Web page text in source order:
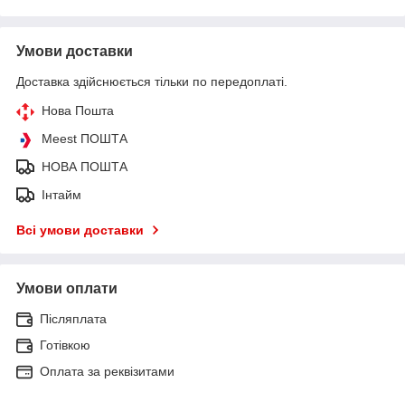
Умови доставки
Доставка здійснюється тільки по передоплаті.
Нова Пошта
Meest ПОШТА
НОВА ПОШТА
Інтайм
Всі умови доставки
Умови оплати
Післяплата
Готівкою
Оплата за реквізитами